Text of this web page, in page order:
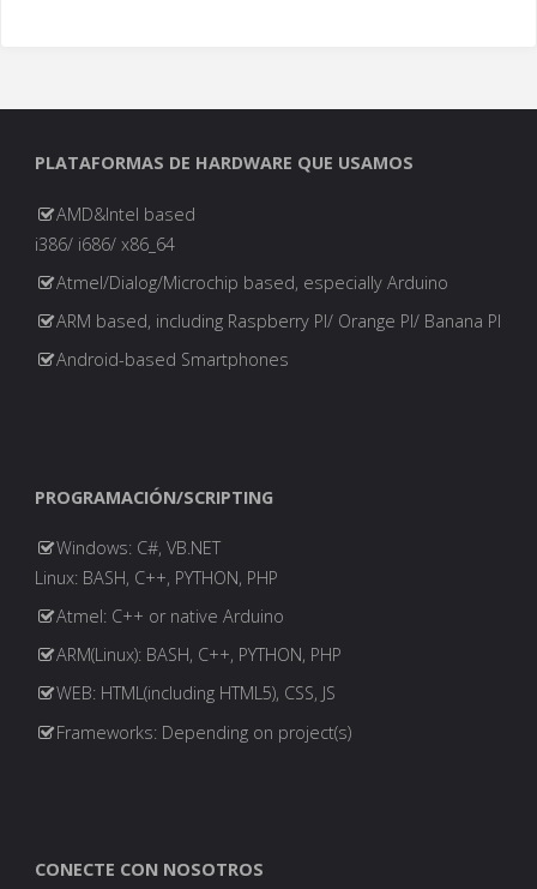
PLATAFORMAS DE HARDWARE QUE USAMOS
AMD&Intel based
i386/ i686/ x86_64
Atmel/Dialog/Microchip based, especially Arduino
ARM based, including Raspberry PI/ Orange PI/ Banana PI
Android-based Smartphones
PROGRAMACIÓN/SCRIPTING
Windows: C#, VB.NET
Linux: BASH, C++, PYTHON, PHP
Atmel: C++ or native Arduino
ARM(Linux): BASH, C++, PYTHON, PHP
WEB: HTML(including HTML5), CSS, JS
Frameworks: Depending on project(s)
CONECTE CON NOSOTROS